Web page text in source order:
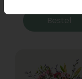
Bestel